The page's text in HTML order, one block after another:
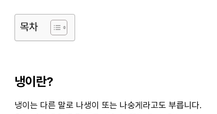
목차
냉이란?
냉이는 다른 말로 나생이 또는 나숭게라고도 부릅니다.